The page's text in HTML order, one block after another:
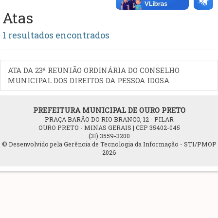
Atas
1 resultados encontrados
ATA DA 23ª REUNIÃO ORDINÁRIA DO CONSELHO
MUNICIPAL DOS DIREITOS DA PESSOA IDOSA
PREFEITURA MUNICIPAL DE OURO PRETO
PRAÇA BARÃO DO RIO BRANCO, 12 - PILAR
OURO PRETO - MINAS GERAIS | CEP 35402-045
(31) 3559-3200
© Desenvolvido pela Gerência de Tecnologia da Informação - STI/PMOP
2026